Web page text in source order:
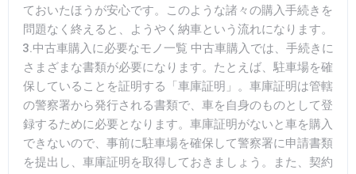
ておいたほうが安心です。このような諸々の購入手続きを
問題なく終えると、ようやく納車という流れになります。
3.中古車購入に必要なモノ一覧 中古車購入では、手続きに
さまざまな書類が必要になります。たとえば、駐車場を確
保していることを証明する「車庫証明」。車庫証明は管轄
の警察署から発行される書類で、車を自身のものとして登
録するために必要となります。車庫証明がないと車を購入
できないので、事前に駐車場を確保して警察署に申請書類
を提出し、車庫証明を取得しておきましょう。また、契約